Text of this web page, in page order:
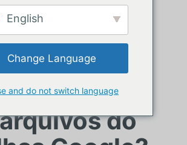
do
English
Change Language
and do not switch language